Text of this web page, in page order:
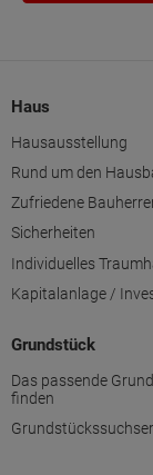
Haus
Hausausstellung
Rund um den
Zufriedene
Sicherheiten
Individuelles
Kapitalanlage /
Grundstück
Das passende
finden